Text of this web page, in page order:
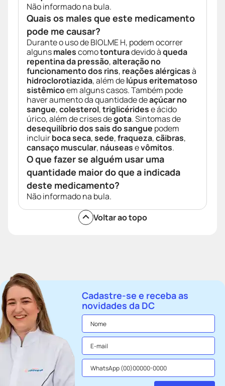
Não informado na bula.
Quais os males que este medicamento
pode me causar?
Durante o uso de BIOLME H, podem ocorrer
algunsmalescomotonturadevido àqueda
repentina da pressão,alteração no
funcionamento dos rins, reações alérgicasà
hidroclorotiazida, além delúpus eritematoso
sistêmicoem alguns casos. Também pode
haver aumento da quantidade deaçúcar no
sangue,colesterol,triglicéridese ácido
úrico, além de crises degota. Sintomas de
desequilíbrio dos sais do sangue podem
incluirboca seca,sede,fraqueza,cãibras,
cansaço muscular, náuseasevômitos.
O que fazer se alguém usar uma
quantidade maior do que a indicada
deste medicamento?
Não informado na bula.
Voltar ao topo
Cadastre-se e receba as
novidades da DC